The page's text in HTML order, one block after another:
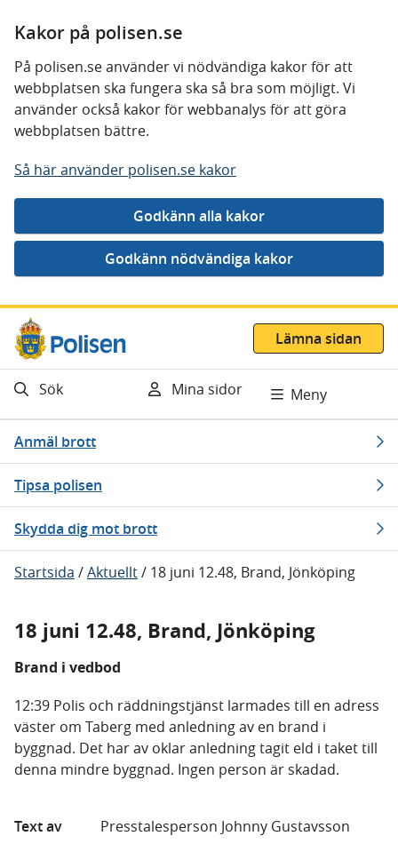
Kakor på polisen.se
På polisen.se använder vi nödvändiga kakor för att
webbplatsen ska fungera ska så bra som möjligt. Vi
använder också kakor för webbanalys för att göra
webbplatsen bättre.
Så här använder polisen.se kakor
Gå direkt till innehåll
Lämna sidan
Sök Mina sidor Meny
Anmäl brott
Tipsa polisen
Skydda dig mot brott
Startsida /Aktuellt/ 18 juni 12.48, Brand, Jönköping
18 juni 12.48, Brand, Jönköping
Brand i vedbod
12:39 Polis och räddningstjänst larmades till en adress
väster om Taberg med anledning av en brand i
byggnad. Det har av oklar anledning tagit eld i taket till
denna mindre byggnad. Ingen person är skadad.
Text av
Presstalesperson Johnny Gustavsson